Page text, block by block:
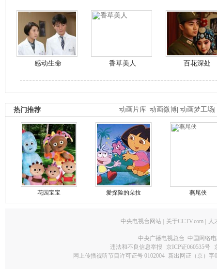
感动生命 香草美人 百花深处
动画片库 动画微博 动画梦工场
热门推荐
花园宝宝 爱探险的朵拉 燕尾侠
中央电视台网站 关于CCTV.com 人
中央广播电视总台 中国网络
违法和不良信息举报
京ICP证060535号
网上传播视听节目许可证号 0102004 新出网证（京）